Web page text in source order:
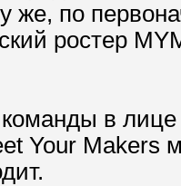
же, по
ростер
в лице
Your